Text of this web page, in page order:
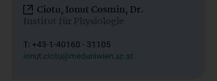
Ciotu, Ionut Cosmin, Dr.
Institut für Physiologie
T: +43-1-40160 - 31105
ionut.ciotu@meduniwien.ac.at